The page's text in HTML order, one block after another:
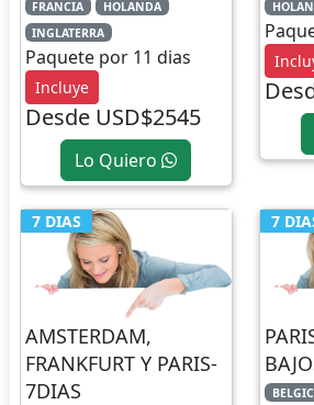
FRANCIA
HOLANDA
INGLATERRA
Paquete por 11 dias
Incluye
Desde USD$2545
Lo Quiero
7 DIAS
AMSTERDAM,
FRANKFURT Y PARIS-
7DIAS
7